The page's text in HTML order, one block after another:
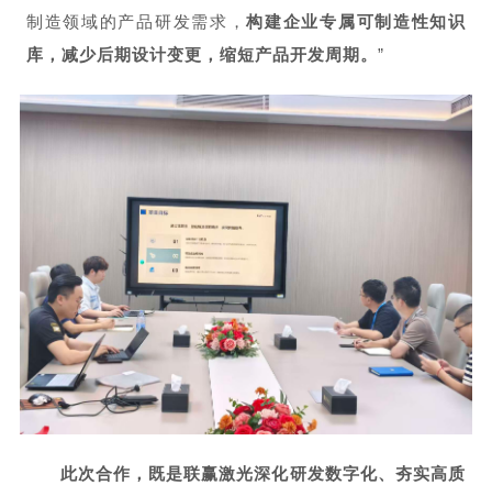
制造领域的产品研发需求，构建企业专属可制造性知识
库，减少后期设计变更，缩短产品开发周期。 ”
此次合作，既是联赢激光深化研发数字化、夯实高质